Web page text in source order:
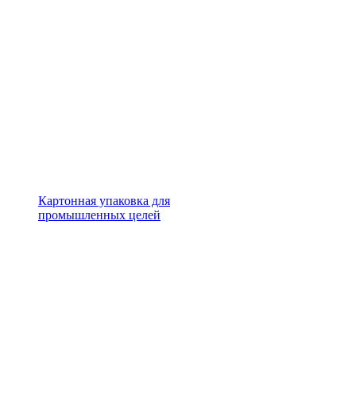
Картонная упаковка для
промышленных целей